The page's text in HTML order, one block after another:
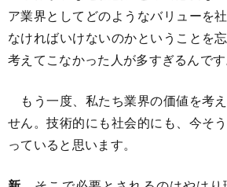
ア業界としてどのようなバリューを
なければいけないのかということを
考えてこなかった人が多すぎるんです
もう一度、私たち業界の価値を考
せん。技術的にも社会的にも、今そ
っていると思います。